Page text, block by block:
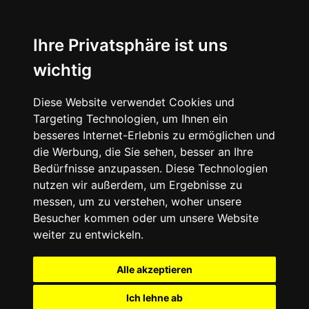
Ihre Privatsphäre ist uns
wichtig
Diese Website verwendet Cookies und
Targeting Technologien, um Ihnen ein
besseres Internet-Erlebnis zu ermöglichen und
die Werbung, die Sie sehen, besser an Ihre
Bedürfnisse anzupassen. Diese Technologien
nutzen wir außerdem, um Ergebnisse zu
messen, um zu verstehen, woher unsere
Besucher kommen oder um unsere Website
weiter zu entwickeln.
Alle akzeptieren
Ich lehne ab